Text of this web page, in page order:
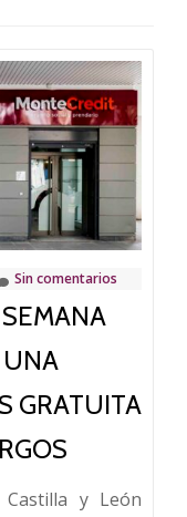
Sin comentarios
UNA
GRATUITA
y León